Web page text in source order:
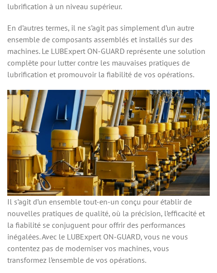
lubrification à un niveau supérieur.
En d’autres termes, il ne s’agit pas simplement d’un autre
ensemble de composants assemblés et installés sur des
machines. Le LUBExpert ON-GUARD représente une solution
complète pour lutter contre les mauvaises pratiques de
lubrification et promouvoir la fiabilité de vos opérations.
Il s’agit d’un ensemble tout-en-un conçu pour établir de
nouvelles pratiques de qualité, où la précision, l’efficacité et
la fiabilité se conjuguent pour offrir des performances
inégalées. Avec le LUBExpert ON-GUARD, vous ne vous
contentez pas de moderniser vos machines, vous
transformez l’ensemble de vos opérations.